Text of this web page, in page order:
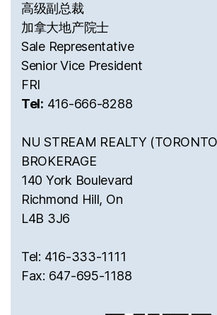
高级副总裁
加拿大地产院士
Sale Representative
Senior Vice President
FRI
Tel: 416-666-8288
NU STREAM REALTY
BROKERAGE
140 York Boulevard
Richmond Hill, On
L4B 3J6
Tel: 416-333-1111
Fax: 647-695-1188